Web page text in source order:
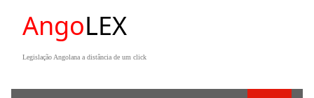
AngoLEX
Legislação Angolana a distância de um click